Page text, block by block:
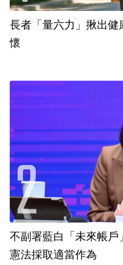
長者「量六力」揪出
懷
不副署藍白「未來帳
憲法採取適當作為